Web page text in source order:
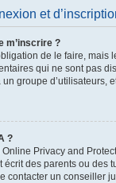
et
m’inscrire ?
de le faire,
qui ne sont pas
groupe d’utilisateurs,
?
Online Privacy and
écrit des parents ou des
contacter un conseiller